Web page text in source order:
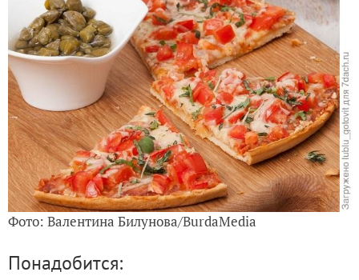
Фото: Валентина Билунова/BurdaMedia
Понадобится: